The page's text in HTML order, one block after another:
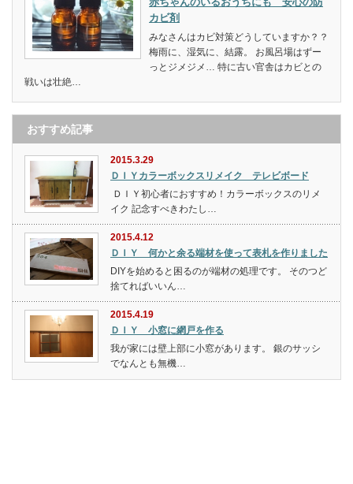
カビ剤
みなさんはカビ対策どうしていますか？？
梅雨に、湿気に、結露。 お風呂場はずー
っとジメジメ… 特に古い官舎はカビとの
戦いは壮絶…
おすすめ記事
2015.3.29
ＤＩＹカラーボックスリメイク テレビボード
ＤＩＹ初心者におすすめ！カラーボックスのリメ
イク 記念すべきわたし…
2015.4.12
ＤＩＹ 何かと余る端材を使って表札を作りました
DIYを始めると困るのが端材の処理です。 そのつど
捨てればいいん…
2015.4.19
ＤＩＹ 小窓に網戸を作る
我が家には壁上部に小窓があります。 銀のサッシ
でなんとも無機…